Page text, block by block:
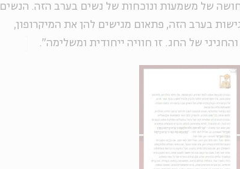
של משמעות ונוכחות של נשים בערב הזה. הנשים
בערב הזה, פתאום מגישים להן את המיקרופון,
של החג. זו חוויה ייחודית ומשלימה".